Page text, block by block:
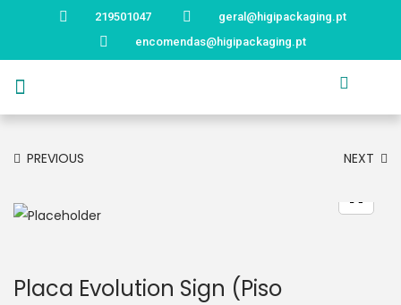
219501047
geral@higipackaging.pt
encomendas@higipackaging.pt
PREVIOUS NEXT
Placa Evolution Sign (Piso